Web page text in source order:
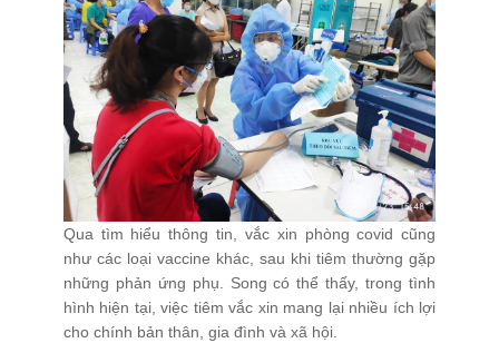
Qua tìm hiểu thông tin, vắc xin phòng covid cũng
như các loại vaccine khác, sau khi tiêm thường gặp
những phản ứng phụ. Song có thể thấy, trong tình
hình hiện tại, việc tiêm vắc xin mang lại nhiều ích lợi
cho chính bản thân, gia đình và xã hội.